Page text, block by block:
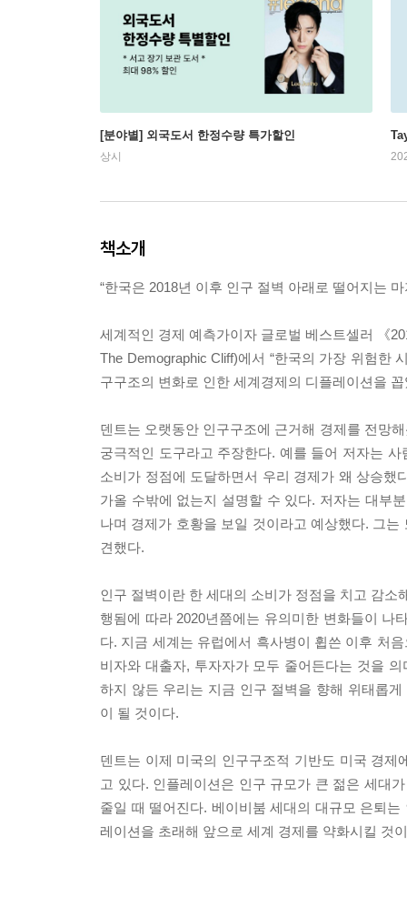
[분야별] 외국도서 한정수량 특가할인
상시
책소개
“한국은 2018년 이후 인구 절벽 아래로 떨어지는
세계적인 경제 예측가이자 글로벌 베스트셀러 《
The Demographic Cliff)에서 “한국의 가장 위험한
구구조의 변화로 인한 세계경제의 디플레이션을
덴트는 오랫동안 인구구조에 근거해 경제를 전망
궁극적인 도구라고 주장한다. 예를 들어 저자는
소비가 정점에 도달하면서 우리 경제가 왜 상승
가올 수밖에 없는지 설명할 수 있다. 저자는 대부
나며 경제가 호황을 보일 것이라고 예상했다. 그
견했다.
인구 절벽이란 한 세대의 소비가 정점을 치고 감
행됨에 따라 2020년쯤에는 유의미한 변화들이 나
다. 지금 세계는 유럽에서 흑사병이 휩쓴 이후 처
비자와 대출자, 투자자가 모두 줄어든다는 것을
하지 않든 우리는 지금 인구 절벽을 향해 위태롭
이 될 것이다.
덴트는 이제 미국의 인구구조적 기반도 미국 경
고 있다. 인플레이션은 인구 규모가 큰 젊은 세대
줄일 때 떨어진다. 베이비붐 세대의 대규모 은퇴
레이션을 초래해 앞으로 세계 경제를 약화시킬 것